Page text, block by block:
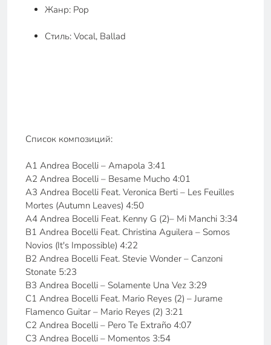
Жанр: Pop
Стиль: Vocal, Ballad
Список композиций:
A1 Andrea Bocelli – Amapola 3:41
A2 Andrea Bocelli – Besame Mucho 4:01
A3 Andrea Bocelli Feat. Veronica Berti – Les Feuilles
Mortes (Autumn Leaves) 4:50
A4 Andrea Bocelli Feat. Kenny G (2)– Mi Manchi 3:34
B1 Andrea Bocelli Feat. Christina Aguilera – Somos
Novios (It's Impossible) 4:22
B2 Andrea Bocelli Feat. Stevie Wonder – Canzoni
Stonate 5:23
B3 Andrea Bocelli – Solamente Una Vez 3:29
C1 Andrea Bocelli Feat. Mario Reyes (2) – Jurame
Flamenco Guitar – Mario Reyes (2) 3:21
C2 Andrea Bocelli – Pero Te Extraño 4:07
C3 Andrea Bocelli – Momentos 3:54